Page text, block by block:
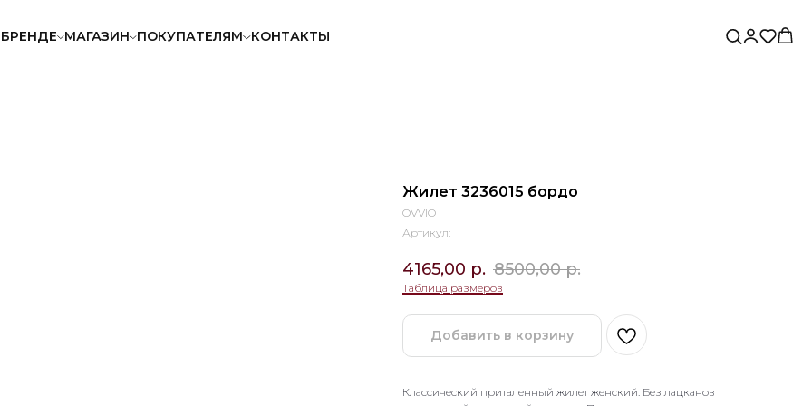
МАГАЗИН ПОКУПАТЕЛЯМ КОНТАКТЫ
Жилет 3236015 бордо
OVVIO
Артикул:
4165,00 р. 8500,00 р.
Таблица размеров
Добавить в корзину
Классический приталенный жилет женский. Без лацканов